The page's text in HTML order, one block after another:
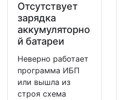
Отсутствует
зарядка
аккумуляторно
й батареи
Неверно работает
программа ИБП
или вышла из
строя схема